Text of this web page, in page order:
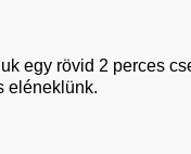
egy rövid 2 perces
eléneklünk.